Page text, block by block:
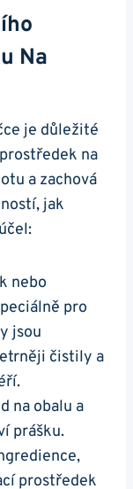
Na
je důležité
na
a zachová
jak
nebo
pro
jsou
čistily a
na obalu a
prášku.
prostředek